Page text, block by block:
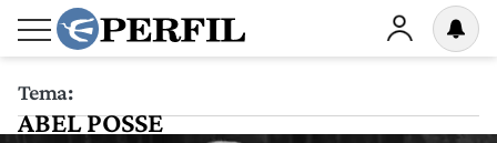
Tema:
ABEL POSSE